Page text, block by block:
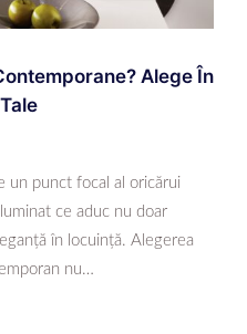
Alege În
un punct focal al oricărui
ce aduc nu doar
în locuință. Alegerea
nu…